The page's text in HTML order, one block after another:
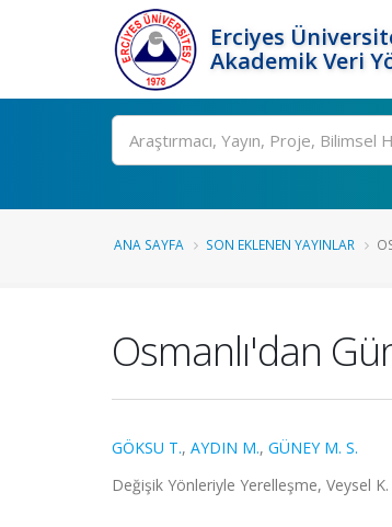
Erciyes
Akademik Veri
Ara
ANA SAYFA SON EKLENEN YAYINLAR
Osmanlı'dan
GÖKSU T., AYDIN M., GÜNEY M. S.
Değişik Yönleriyle Yerelleşme, Veysel